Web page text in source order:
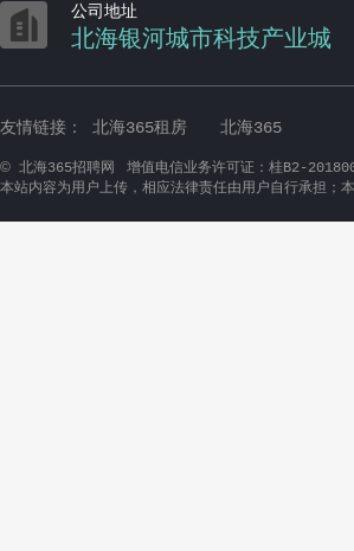
 公司地址
北海银河城市科技产业城
友情链接： 北海365租房 北海365
© 北海365招聘网 增值电信业务许可证：桂B2-
本站内容为用户上传，相应法律责任由用户自行承担；